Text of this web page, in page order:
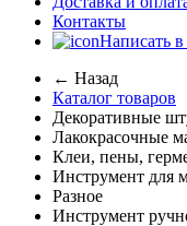
Контакты
Написать
← Назад
Каталог товаров
Декоративные
Лакокрасочные
Клеи, пены,
Инструмент для
Разное
Инструмент